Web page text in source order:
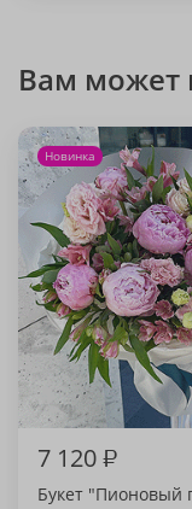
Вам может
Новинка
7 120₽
Букет "Пионовый